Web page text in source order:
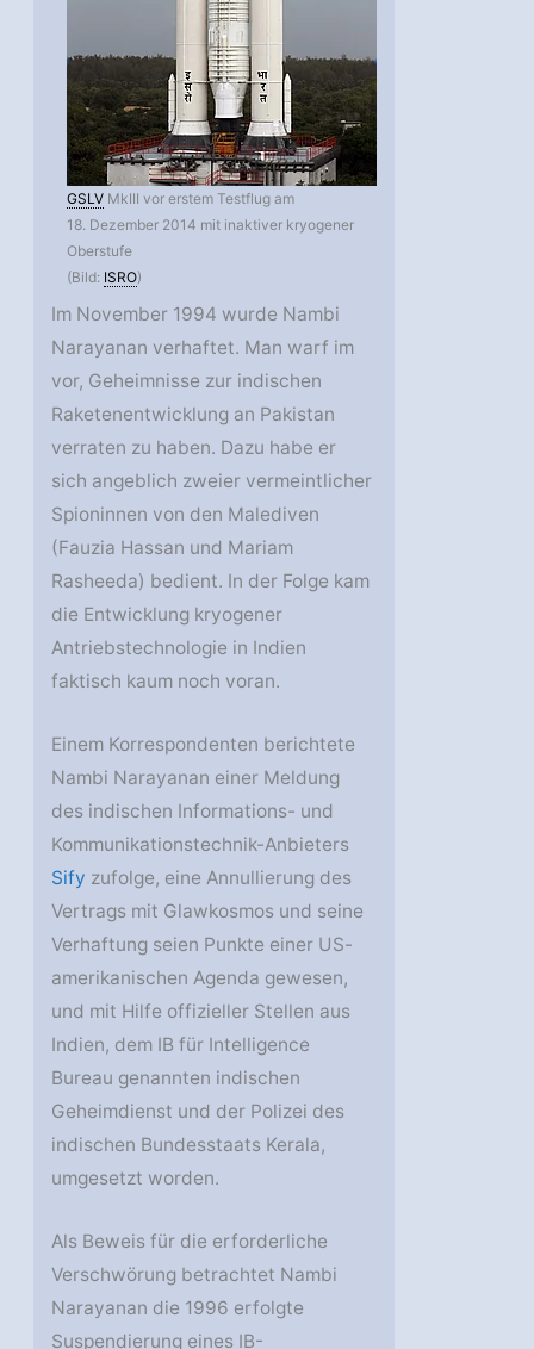
GSLV MkIII vor erstem Testflug am
18. Dezember 2014 mit inaktiver kryogener
Oberstufe
(Bild: ISRO)
Im November 1994 wurde Nambi
Narayanan verhaftet. Man warf im
vor, Geheimnisse zur indischen
Raketenentwicklung an Pakistan
verraten zu haben. Dazu habe er
sich angeblich zweier vermeintlicher
Spioninnen von den Malediven
(Fauzia Hassan und Mariam
Rasheeda) bedient. In der Folge kam
die Entwicklung kryogener
Antriebstechnologie in Indien
faktisch kaum noch voran.
Einem Korrespondenten berichtete
Nambi Narayanan einer Meldung
des indischen Informations- und
Kommunikationstechnik-Anbieters
Sify zufolge, eine Annullierung des
Vertrags mit Glawkosmos und seine
Verhaftung seien Punkte einer US-
amerikanischen Agenda gewesen,
und mit Hilfe offizieller Stellen aus
Indien, dem IB für Intelligence
Bureau genannten indischen
Geheimdienst und der Polizei des
indischen Bundesstaats Kerala,
umgesetzt worden.
Als Beweis für die erforderliche
Verschwörung betrachtet Nambi
Narayanan die 1996 erfolgte
Suspendierung eines IB-